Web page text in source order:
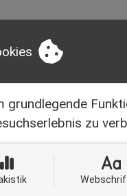
NEWS
Schreiben
info@bruell-
grundlegende
zu